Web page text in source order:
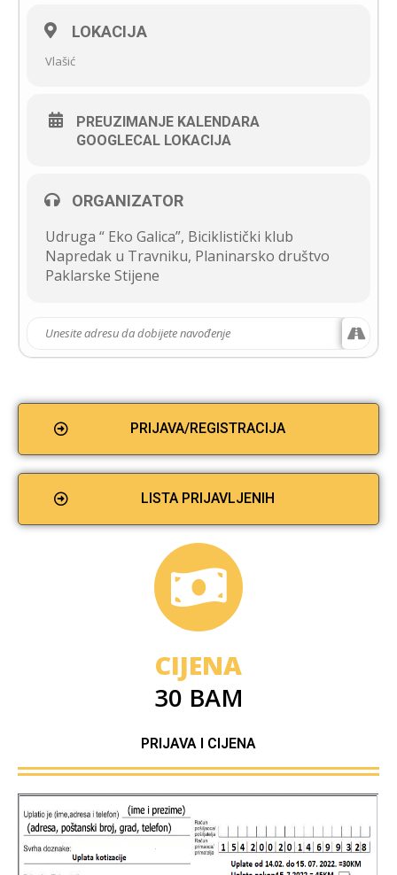
LOKACIJA
Vlašić
PREUZIMANJE KALENDARA
GOOGLECAL LOKACIJA
ORGANIZATOR
Udruga “ Eko Galica”, Biciklistički klub
Napredak u Travniku, Planinarsko društvo
Paklarske Stijene
PRIJAVA/REGISTRACIJA
LISTA PRIJAVLJENIH
CIJENA
30 BAM
PRIJAVA I CIJENA